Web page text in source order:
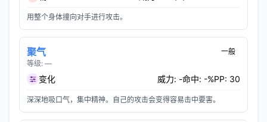
用整个身体撞向对手进行攻击。
聚气
等级: —
一般
变化 威力: -命中: -%PP: 30
深深地吸口气，集中精神。自己的攻击会变得容易击中要害。